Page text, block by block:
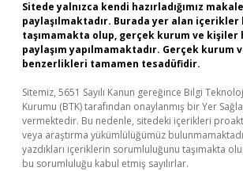
Sitede yalnızca kendi hazırladığımız
paylaşılmaktadır. Burada yer alan
taşımamakta olup, gerçek kurum ve kişiler
paylaşım yapılmamaktadır. Gerçek kurum
benzerlikleri tamamen tesadüfidir.
Sitemiz, 5651 Sayılı Kanun gereğince Bilgi
Kurumu (BTK) tarafından onaylanmış bir Yer
vermektedir. Bu nedenle, sitedeki içerikleri
veya araştırma yükümlülüğümüz
yazdıkları içeriklerin sorumluluğunu taşımakta
bu sorumluluğu kabul etmiş sayılırlar.